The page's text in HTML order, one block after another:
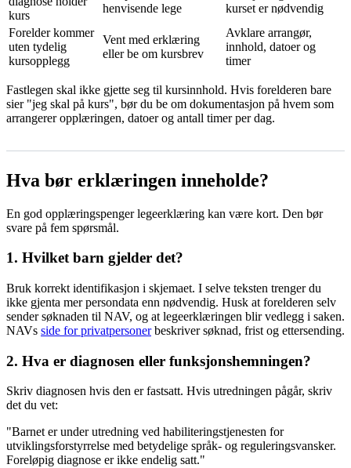
kurs
henvisende lege
kurset er nødvendig
Forelder kommer
uten tydelig
kursopplegg
Vent med erklæring
eller be om kursbrev
Avklare arrangør,
innhold, datoer og
timer
Fastlegen skal ikke gjette seg til kursinnhold. Hvis forelderen bare
sier "jeg skal på kurs", bør du be om dokumentasjon på hvem som
arrangerer opplæringen, datoer og antall timer per dag.
Hva bør erklæringen inneholde?
En god opplæringspenger legeerklæring kan være kort. Den bør
svare på fem spørsmål.
1. Hvilket barn gjelder det?
Bruk korrekt identifikasjon i skjemaet. I selve teksten trenger du
ikke gjenta mer persondata enn nødvendig. Husk at forelderen selv
sender søknaden til NAV, og at legeerklæringen blir vedlegg i saken.
NAVs side for privatpersonerbeskriver søknad, frist og ettersending.
2. Hva er diagnosen eller funksjonshemningen?
Skriv diagnosen hvis den er fastsatt. Hvis utredningen pågår, skriv
det du vet:
"Barnet er under utredning ved habiliteringstjenesten for
utviklingsforstyrrelse med betydelige språk- og reguleringsvansker.
Foreløpig diagnose er ikke endelig satt."